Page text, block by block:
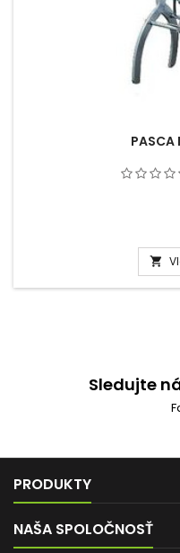
PASCA

Sledujte
PRODUKTY
NAŠA SPOLOČNOSŤ